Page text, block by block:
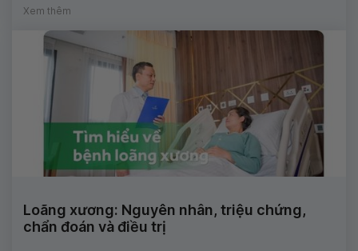
Xem thêm
Loãng xương: Nguyên nhân, triệu chứng,
chẩn đoán và điều trị